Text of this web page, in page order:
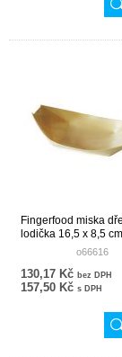
Fingerfood miska
lodička 16,5 x 8,5
o66616
130,17 Kč bez DPH
157,50 Kč s DPH